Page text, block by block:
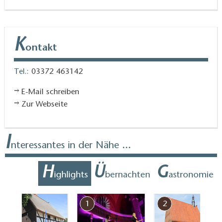
Kontakt
Tel.: 03372 463142
E-Mail schreiben
Zur Webseite
Interessantes in der Nähe ...
Highlights Übernachten Gastronomie
1 2